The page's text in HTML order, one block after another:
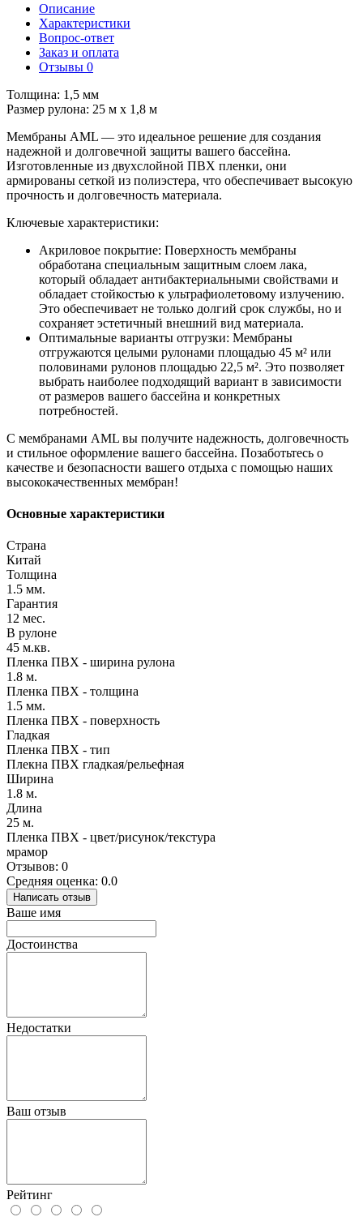
Описание
Характеристики
Вопрос-ответ
Заказ и оплата
Отзывы 0
Толщина: 1,5 мм
Размер рулона: 25 м x 1,8 м
Мембраны AML — это идеальное решение для создания
надежной и долговечной защиты вашего бассейна.
Изготовленные из двухслойной ПВХ пленки, они
армированы сеткой из полиэстера, что обеспечивает высокую
прочность и долговечность материала.
Ключевые характеристики:
Акриловое покрытие: Поверхность мембраны
обработана специальным защитным слоем лака,
который обладает антибактериальными свойствами и
обладает стойкостью к ультрафиолетовому излучению.
Это обеспечивает не только долгий срок службы, но и
сохраняет эстетичный внешний вид материала.
Оптимальные варианты отгрузки: Мембраны
отгружаются целыми рулонами площадью 45 м² или
половинами рулонов площадью 22,5 м². Это позволяет
выбрать наиболее подходящий вариант в зависимости
от размеров вашего бассейна и конкретных
потребностей.
С мембранами AML вы получите надежность, долговечность
и стильное оформление вашего бассейна. Позаботьтесь о
качестве и безопасности вашего отдыха с помощью наших
высококачественных мембран!
Основные характеристики
Страна
Китай
Толщина
1.5 мм.
Гарантия
12 мес.
В рулоне
45 м.кв.
Пленка ПВХ - ширина рулона
1.8 м.
Пленка ПВХ - толщина
1.5 мм.
Пленка ПВХ - поверхность
Гладкая
Пленка ПВХ - тип
Плекна ПВХ гладкая/рельефная
Ширина
1.8 м.
Длина
25 м.
Пленка ПВХ - цвет/рисунок/текстура
мрамор
Отзывов: 0
Средняя оценка: 0.0
Написать отзыв
Ваше имя
Достоинства
Недостатки
Ваш отзыв
Рейтинг